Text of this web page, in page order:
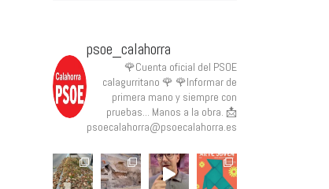
psoe_calahorra
🌹Cuenta oficial del PSOE
calagurritano 🌹 🌹Informar de
primera mano y siempre con
pruebas... Manos a la obra. 📩
psoecalahorra@psoecalahorra.es